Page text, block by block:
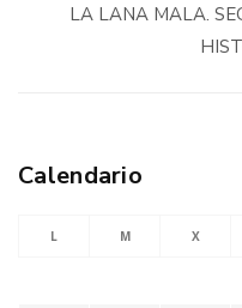
LA LANA MALA.
Calendario
L M X